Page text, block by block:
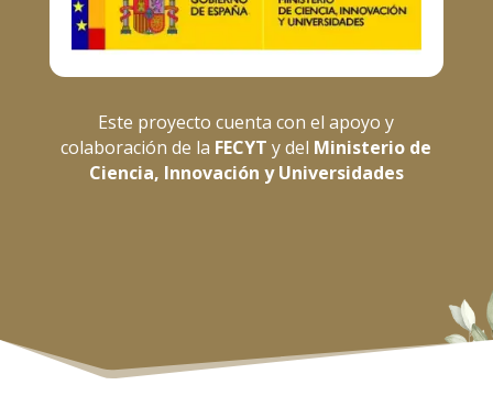
Este proyecto cuenta con el apoyo y
colaboración de la FECYT y del Ministerio de
Ciencia, Innovación y Universidades